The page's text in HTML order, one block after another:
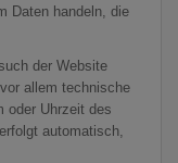
Daten handeln, die
der Website
allem technische
oder Uhrzeit des
automatisch,